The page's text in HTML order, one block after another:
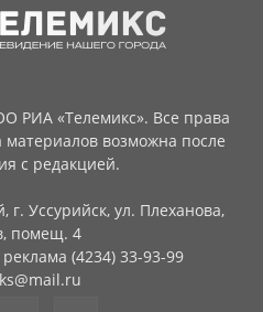
РИА «Телемикс». Все права
возможна после
с редакцией.
Уссурийск, ул. Плеханова,
помещ. 4
(4234) 33-93-99